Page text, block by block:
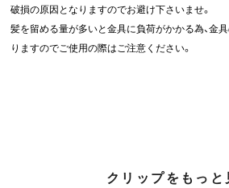
破損の原因となりますのでお避け下さいませ。
髪を留める量が多いと金具に負荷がかかる為、金
りますのでご使用の際はご注意ください。
クリップをもっと